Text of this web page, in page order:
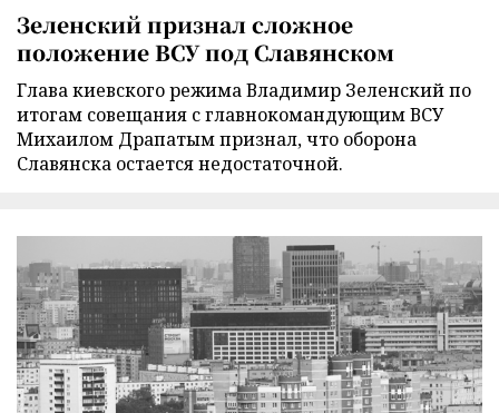
Зеленский признал сложное
положение ВСУ под Славянском
Глава киевского режима Владимир Зеленский по
итогам совещания с главнокомандующим ВСУ
Михаилом Драпатым признал, что оборона
Славянска остается недостаточной.